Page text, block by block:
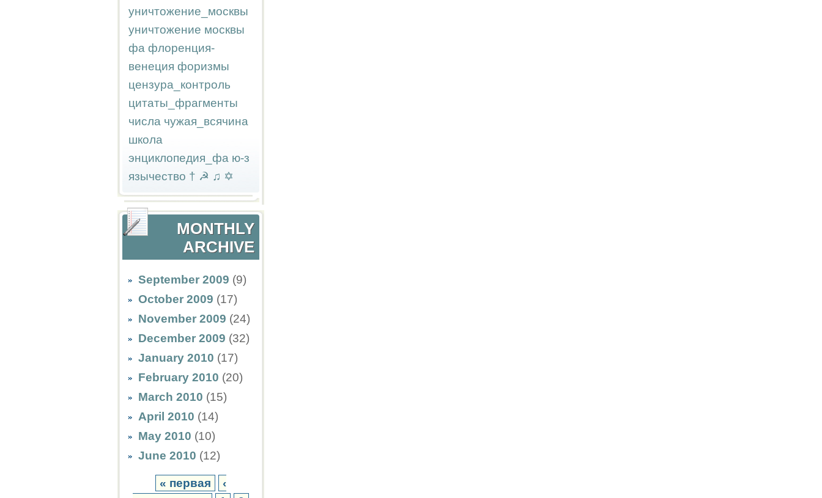
уничтожение_москвы
уничтожение москвы
фа флоренция-
венеция форизмы
цензура_контроль
цитаты_фрагменты
числа чужая_всячина
школа
энциклопедия_фа ю-з
язычество † ☭ ♫ ✡
MONTHLY
ARCHIVE
September 2009 (9)
October 2009 (17)
November 2009 (24)
December 2009 (32)
January 2010 (17)
February 2010 (20)
March 2010 (15)
April 2010 (14)
May 2010 (10)
June 2010 (12)
« первая
‹